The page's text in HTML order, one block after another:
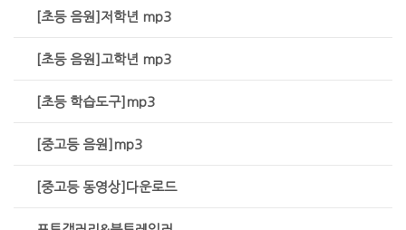
[초등 음원]저학년 mp3
[초등 음원]고학년 mp3
[초등 학습도구]mp3
[중고등 음원]mp3
[중고등 동영상]다운로드